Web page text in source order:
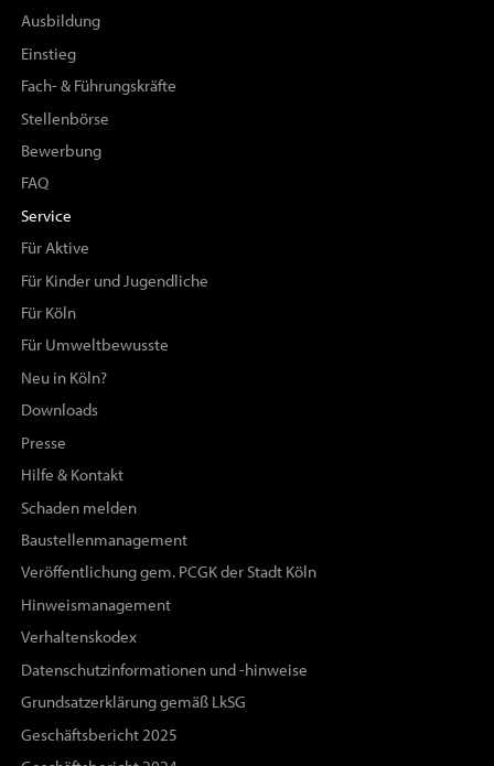
Ausbildung
Einstieg
Fach- & Führungskräfte
Stellenbörse
Bewerbung
FAQ
Service
Für Aktive
Für Kinder und Jugendliche
Für Köln
Für Umweltbewusste
Neu in Köln?
Downloads
Presse
Hilfe & Kontakt
Schaden melden
Baustellenmanagement
Veröffentlichung gem. PCGK der Stadt Köln
Hinweismanagement
Verhaltenskodex
Datenschutzinformationen und -hinweise
Grundsatzerklärung gemäß LkSG
Geschäftsbericht 2025